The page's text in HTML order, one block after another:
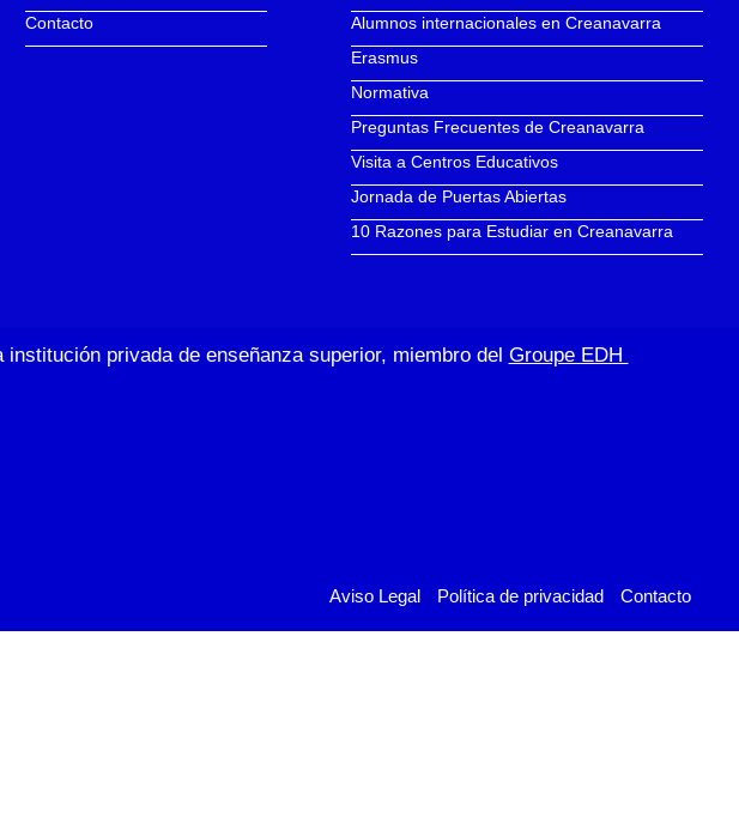
Contacto
Alumnos internacionales en Creanavarra
Erasmus
Normativa
Preguntas Frecuentes de Creanavarra
Visita a Centros Educativos
Jornada de Puertas Abiertas
10 Razones para Estudiar en Creanavarra
privada de enseñanza superior, miembro del Groupe EDH
Aviso Legal Política de privacidad Contacto